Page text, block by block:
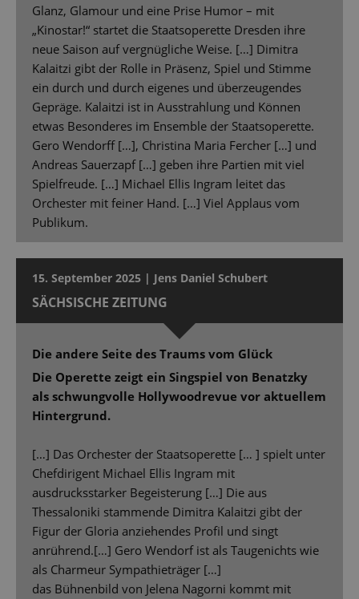
Glanz, Glamour und eine Prise Humor – mit
„Kinostar!“ startet die Staatsoperette Dresden ihre
neue Saison auf vergnügliche Weise. […] Dimitra
Kalaitzi gibt der Rolle in Präsenz, Spiel und Stimme
ein durch und durch eigenes und überzeugendes
Gepräge. Kalaitzi ist in Ausstrahlung und Können
etwas Besonderes im Ensemble der Staatsoperette.
Gero Wendorff […], Christina Maria Fercher […] und
Andreas Sauerzapf […] geben ihre Partien mit viel
Spielfreude. […] Michael Ellis Ingram leitet das
Orchester mit feiner Hand. […] Viel Applaus vom
Publikum.
15. September 2025 | Jens Daniel Schubert
SÄCHSISCHE ZEITUNG
Die andere Seite des Traums vom Glück
Die Operette zeigt ein Singspiel von Benatzky
als schwungvolle Hollywoodrevue vor aktuellem
Hintergrund.
[…] Das Orchester der Staatsoperette [… ] spielt unter
Chefdirigent Michael Ellis Ingram mit
ausdrucksstarker Begeisterung […] Die aus
Thessaloniki stammende Dimitra Kalaitzi gibt der
Figur der Gloria anziehendes Profil und singt
anrührend.[…] Gero Wendorf ist als Taugenichts wie
als Charmeur Sympathieträger […]
das Bühnenbild von Jelena Nagorni kommt mit